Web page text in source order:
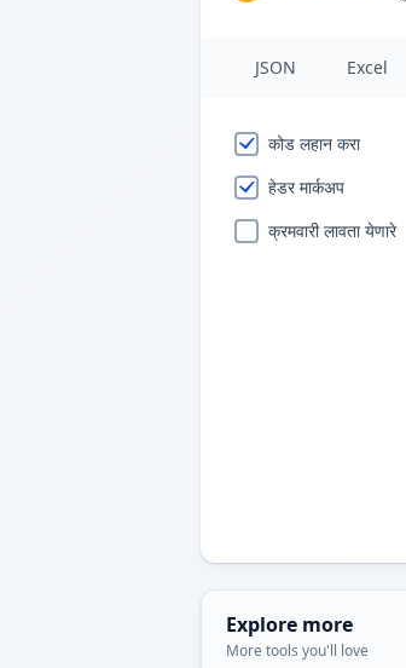
JSON Excel
कोड लहान करा
हेडर मार्कअप
क्रमवारी लावता येणारे
Explore more
More tools you'll love